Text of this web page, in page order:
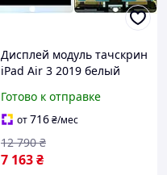
Дисплей модуль тачскрин
iPad Air 3 2019 белый
Готово к отправке
от716₴/мес
7 163₴
12 790 ₴